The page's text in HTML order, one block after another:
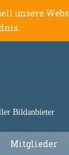
unsere
Bildanbieter
Mitglieder